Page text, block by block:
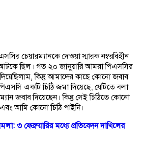
চেয়ারম্যানকে দেওয়া স্মারক নম্বরবিহীন
আটকে ছিল। গত ২০ জানুয়ারি আমরা পিএসসির
দিয়েছিলাম, কিন্তু আমাদের কাছে কোনো জবাব
একটি চিঠি জমা দিয়েছে, যেটিতে বলা
জবাব দিয়েছেন। কিন্তু সেই চিঠিতে কোনো
আমি কোনো চিঠি পাইনি।
৩ ফেব্রুয়ারির মধ্যে প্রতিবেদন দাখিলের